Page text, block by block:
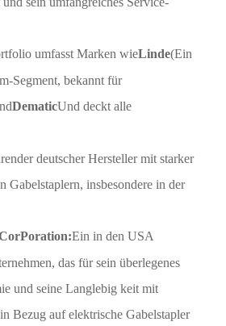
umfasst Marken wieLinde(Ein
Segment, bekannt für
DematicUnd deckt alle
deutscher Hersteller mit starker
Gabelstaplern, insbesondere in der
Poration:Ein in den USA
das für sein überlegenes
und seine Langlebig keit mit
Bezug auf elektrische Gabelstapler